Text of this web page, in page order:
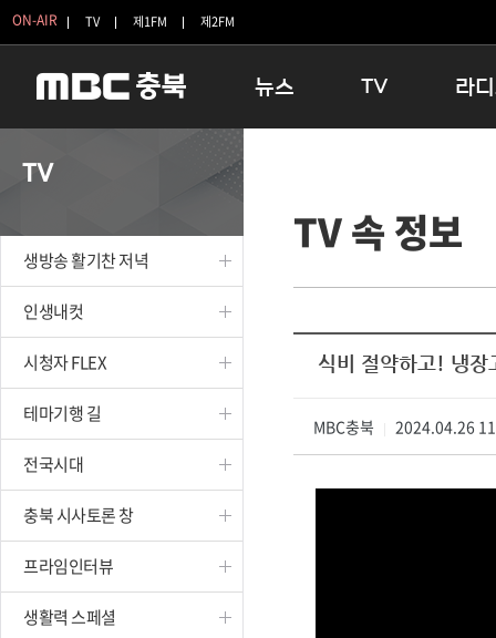
ON-AIR TV 제1FM 제2FM
뉴스
보은
옥천
TV
인생내컷
테마기행 길
시청자 FLEX
특집프로그램
종영프로그램
라
16:00 완
우리 고
TV
생방송 활기찬 저녁
인생내컷
시청자 FLEX
테마기행 길
전국시대
충북 시사토론 창
프라임인터뷰
생활력 스페셜
TV 속 정보
식비 절약하고! 냉장
MBC충북 2024.04.26